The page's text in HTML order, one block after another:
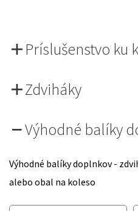
Príslušenstvo ku
Zdviháky
Výhodné balíky
Výhodné balíky doplnkov -
alebo obal na koleso